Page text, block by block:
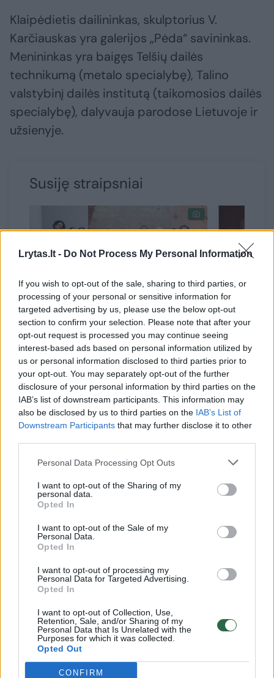
Lrytas.lt - Do Not Process My Personal Information
If you wish to opt-out of the sale, sharing to third parties, or
processing of your personal or sensitive information for
targeted advertising by us, please use the below opt-out
section to confirm your selection. Please note that after your
opt-out request is processed you may continue seeing
interest-based ads based on personal information utilized by
us or personal information disclosed to third parties prior to
your opt-out. You may separately opt-out of the further
disclosure of your personal information by third parties on the
IAB’s list of downstream participants. This information may
also be disclosed by us to third parties on the IAB’s List of
Downstream Participants that may further disclose it to other
Personal Data Processing Opt Outs
I want to opt-out of the Sharing of my
personal data.
Opted In
I want to opt-out of the Sale of my
Personal Data.
Opted In
I want to opt-out of processing my
Personal Data for Targeted Advertising.
Opted In
I want to opt-out of Collection, Use,
Retention, Sale, and/or Sharing of my
Personal Data that Is Unrelated with the
Purposes for which it was collected.
Opted Out
CONFIRM
Klaipėdietis dailininkas, skulptorius V.
Karčiauskas yra galerijos „Pėda“ savininkas.
Menininkas yra baigęs Telšių dailės
technikumą (metalo specialybę), Talino
valstybinį dailės institutą (taikomosios dailės
specialybę), dalyvauja parodose Lietuvoje ir
užsienyje.
Susiję straipsniai
Įteikti Klaipėdos valstybinio
muzikinio teatro kūrėjų
apdovanojimai „Pagauk
bangą“
Žmonės
patogiai
Daug jo darbų yra privačiose kolekcijose
Lenkijoje, Vokietijoje, Švedijoje. Jo metalo
plastikos ir juvelyrikos darbų spektras labai
platus. Šio menininko rankomis pagaminti
papuošalai yra vienetiniai, apmąstyti iki
smulkmenų, nes kiekvienas dirbinys įkūnija
kuriamo objekto esybę.
skulptorius miniatiūros Granitas Rodyti daugiau žymių